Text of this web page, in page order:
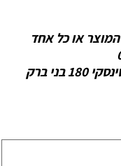
או כל אחד
או אצלנו על כוס קפה! בכתובת: ז''בוטינסקי 180 בני ברק